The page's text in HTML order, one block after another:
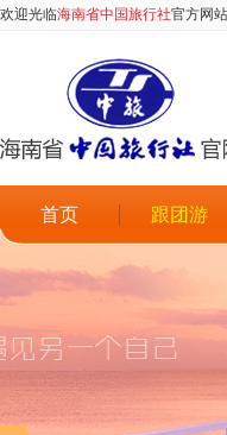
欢迎光临海南省中国旅行社官方网站
首页 跟团游